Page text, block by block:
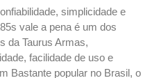
simplicidade e
vale a pena é um dos
da Taurus Armas,
facilidade de uso e
Bastante popular no Brasil, o